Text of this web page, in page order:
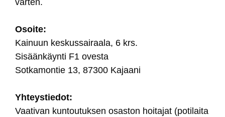
var­ten.
Osoi­te:
Kai­nuun kes­kus­sai­raa­la, 6 krs.
Si­sään­käyn­ti F1 oves­ta
Sot­ka­mon­tie 13, 87300 Ka­jaa­ni
Yh­teys­tie­dot:
Vaa­ti­van kun­tou­tuk­sen osas­ton hoi­ta­jat (po­ti­lai­ta